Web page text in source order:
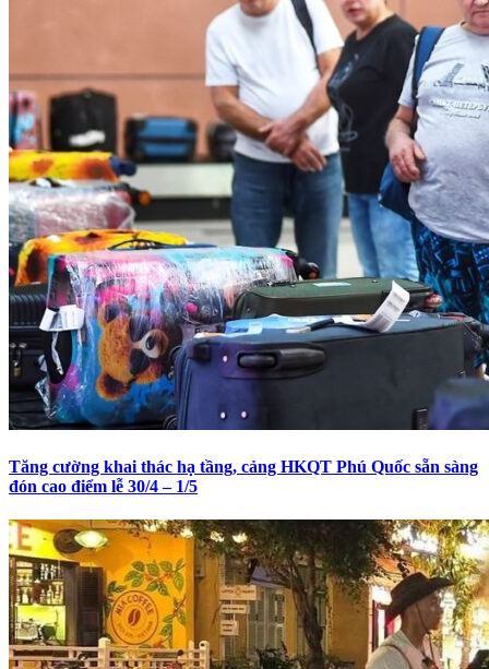
Tăng cường khai thác hạ tầng, cảng HKQT Phú Quốc sẵn sàng
đón cao điểm lễ 30/4 – 1/5